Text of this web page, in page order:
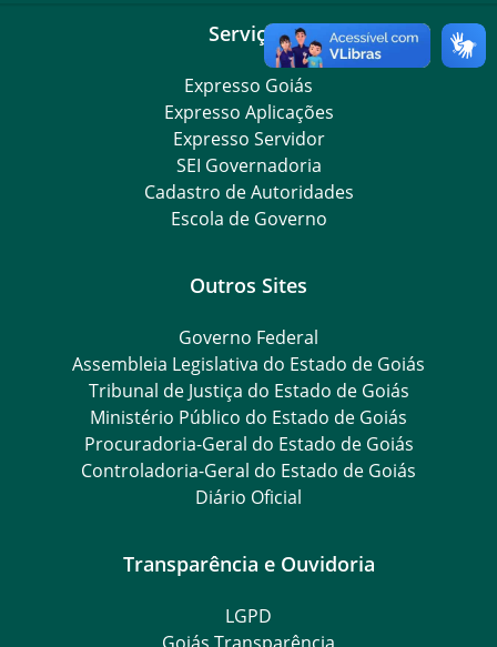
Serviços
Expresso Goiás
Expresso Aplicações
Expresso Servidor
SEI Governadoria
Cadastro de Autoridades
Escola de Governo
Outros Sites
Governo Federal
Assembleia Legislativa do Estado de Goiás
Tribunal de Justiça do Estado de Goiás
Ministério Público do Estado de Goiás
Procuradoria-Geral do Estado de Goiás
Controladoria-Geral do Estado de Goiás
Diário Oficial
Transparência e Ouvidoria
LGPD